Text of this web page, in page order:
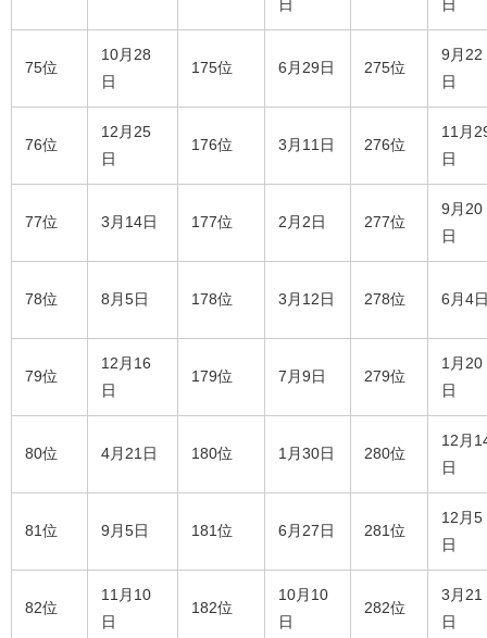
日
日
75位
10月28
日
175位 6月29日 275位
9月22
日
76位
12月25
日
176位 3月11日 276位
11月
日
77位 3月14日 177位 2月2日 277位
9月20
日
78位 8月5日 178位 3月12日 278位 6月4
79位
12月16
日
179位 7月9日 279位
1月20
日
80位 4月21日 180位 1月30日 280位
12月
日
81位 9月5日 181位 6月27日 281位
12月5
日
82位
11月10
日
182位
10月10
日
282位
3月21
日